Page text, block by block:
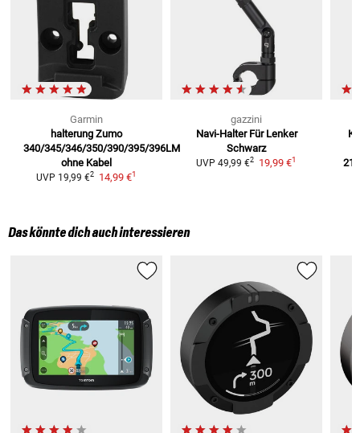
Garmin
halterung Zumo
340/345/346/350/390/395/396LM
ohne Kabel
UVP 19,99 €2 14,99 €1
gazzini
Navi-Halter Für Lenker
Schwarz
UVP 49,99 €2 19,99 €1
Das könnte dich auch interessieren